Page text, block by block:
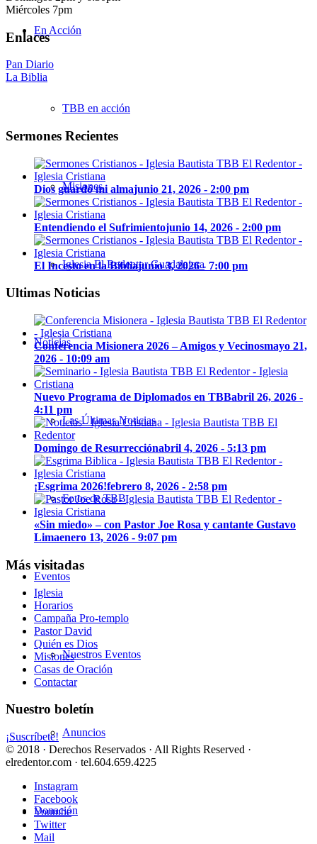
En Acción
TBB en acción
Misiones
Iglesia El Redentor Guadalajara
Noticias
Las Últimas Noticias
Fotos de TBB
Eventos
Nuestros Eventos
Anuncios
Donación
Miércoles 7pm
Enlaces
Pan Diario
La Biblia
Sermones Recientes
Dios guardó mi almajunio 21, 2026 - 2:00 pm
Entendiendo el Sufrimientojunio 14, 2026 - 2:00 pm
El Incesto en la Bibliajunio 3, 2026 - 7:00 pm
Ultimas Noticias
Conferencia Misionera 2026 – Amigos y Vecinosmayo 21,
2026 - 10:09 am
Nuevo Programa de Diplomados en TBBabril 26, 2026 -
4:11 pm
Domingo de Resurrecciónabril 4, 2026 - 5:13 pm
¡Esgrima 2026!febrero 8, 2026 - 2:58 pm
«Sin miedo» – con Pastor Joe Rosa y cantante Gustavo
Limaenero 13, 2026 - 9:07 pm
Más visitadas
Iglesia
Horarios
Campaña Pro-templo
Pastor David
Quién es Dios
Misiones
Casas de Oración
Contactar
Nuestro boletín
¡Suscríbete!
© 2018 · Derechos Reservados · All Rights Reserved ·
elredentor.com · tel.604.659.4225
Instagram
Facebook
Youtube
Twitter
Mail